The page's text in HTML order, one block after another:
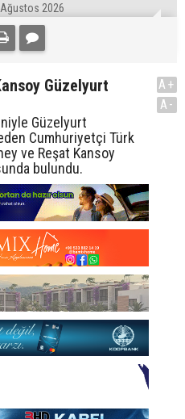
2026
Güzelyurt
Güzelyurt
Cumhuriyetçi Türk
ve Reşat Kansoy
bulundu.
A+
A-